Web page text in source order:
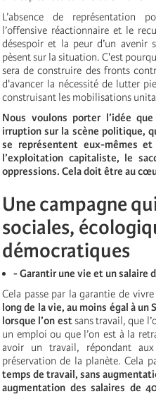
L’absence de représentation
l’offensive réactionnaire et le
désespoir et la peur d’un avenir
pèsent sur la situation. C'est
sera de construire des fronts
d'avancer la nécessité de lutter
construisant les mobilisations
Nous voulons porter l’idée
irruption sur la scène politique,
se représentent eux-mêmes et
l’exploitation capitaliste, le
oppressions. Cela doit être au
Une campagne
sociales,
démocratiques
- Garantir une vie et un salaire
Cela passe par la garantie de
long de la vie, au moins égal à un
lorsque l’on estsans travail, que
un emploi ou que l’on est à la
avoir un travail, répondant
préservation de la planète. Cela
temps de travail, sans
augmentation des salaires de